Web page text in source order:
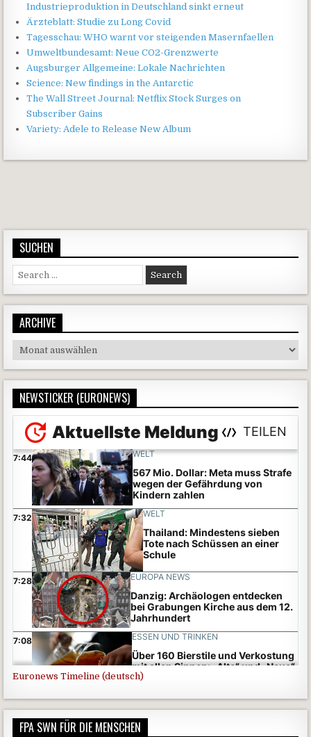
Industrieproduktion in Deutschland sinkt erneut
Ärzteblatt: Studie zu Long Covid
Tagesschau: WHO warnt vor steigenden Masernfaellen
Umweltbundesamt: Neue CO2-Grenzwerte
Augsburger Allgemeine: Lokale Nachrichten
Science: New findings in the Antarctic
The Wall Street Journal: Netflix Stock Surges on
Subscriber Gains
Variety: Adele to Release New Album
SUCHEN
Search for:
ARCHIVE
Archive
NEWSTICKER (EURONEWS)
Euronews Timeline (deutsch)
FPA SWN FÜR DIE MENSCHEN